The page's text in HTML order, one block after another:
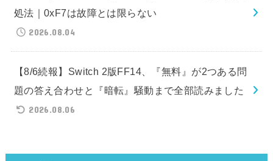
処法｜0xF7は故障とは限らない
2026.08.04
【8/6続報】Switch 2版FF14、『無料』が2つある問
題の答え合わせと『暗転』騒動まで全部読みました
2026.08.06